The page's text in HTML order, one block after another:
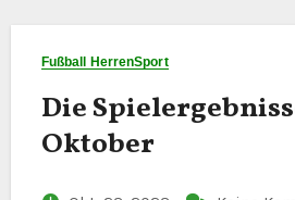
Fußball HerrenSport
Die
Oktober